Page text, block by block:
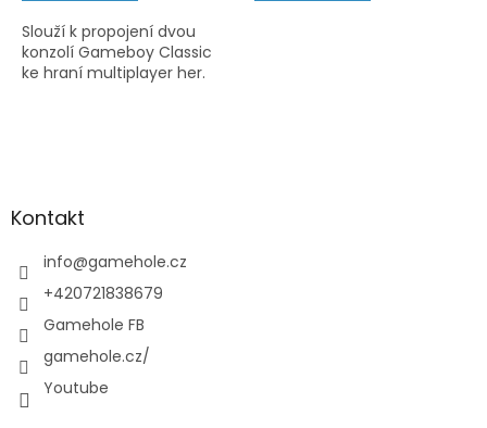
Slouží k propojení dvou
konzolí Gameboy Classic
ke hraní multiplayer her.
aKontakt
info@gamehole.cz
+420721838679
Gamehole FB
gamehole.cz/
Youtube